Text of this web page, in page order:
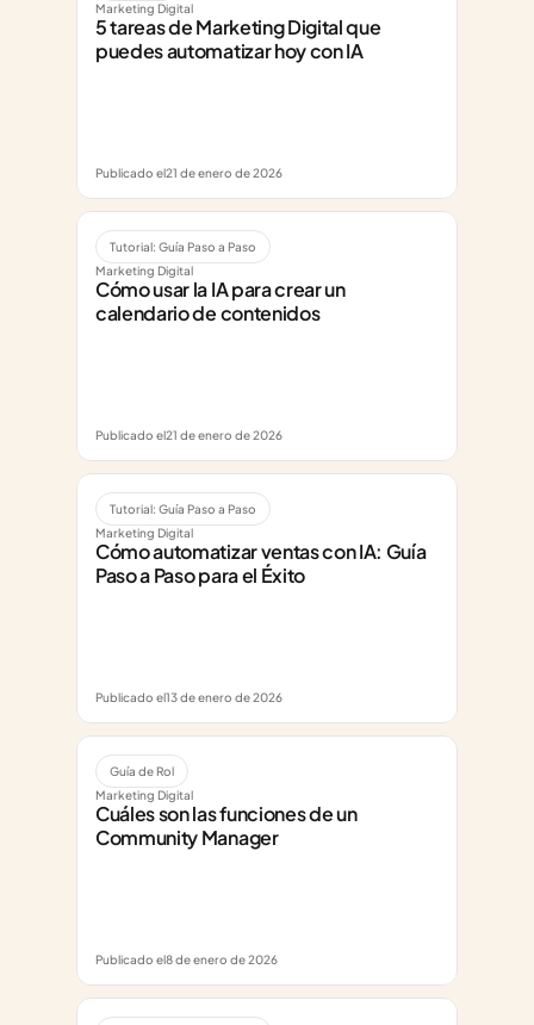
Marketing Digital
5 tareas de Marketing Digital que
puedes automatizar hoy con IA
Publicado el21 de enero de 2026
Tutorial: Guía Paso a Paso
Marketing Digital
Cómo usar la IA para crear un
calendario de contenidos
Publicado el21 de enero de 2026
Tutorial: Guía Paso a Paso
Marketing Digital
Cómo automatizar ventas con IA: Guía
Paso a Paso para el Éxito
Publicado el13 de enero de 2026
Guía de Rol
Marketing Digital
Cuáles son las funciones de un
Community Manager
Publicado el8 de enero de 2026